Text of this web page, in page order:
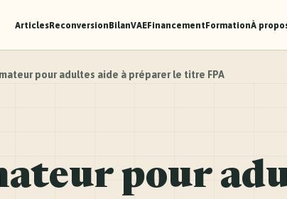
ArticlesReconversionBilanVAEFinancementFormationÀ
pour adultes aide à préparer le titre FPA
pour